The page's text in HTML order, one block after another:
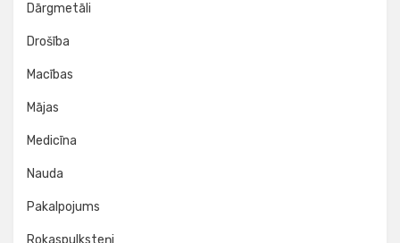
Dārgmetāli
Drošība
Macības
Mājas
Medicīna
Nauda
Pakalpojums
Rokaspulksteņi